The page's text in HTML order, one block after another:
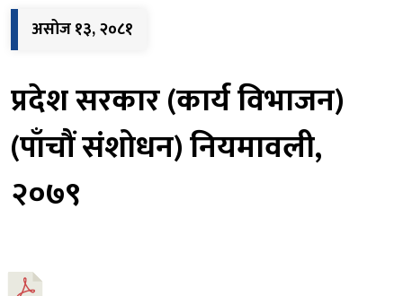
असोज १३, २०८१
प्रदेश सरकार (कार्य विभाजन)
(पाँचौं संशोधन) नियमावली,
२०७९